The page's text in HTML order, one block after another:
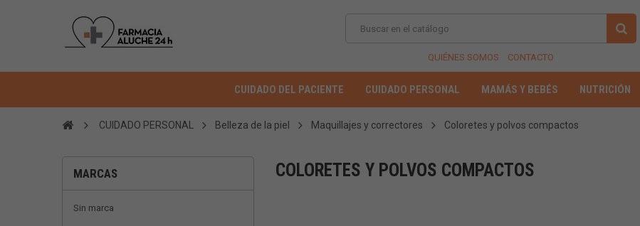
QUIÉNES SOMOS CONTACTO
CUIDADO DEL PACIENTE CUIDADO PERSONAL MAMÁS Y BEBÉS NUTRICIÓN
CUIDADO PERSONAL Belleza de la piel Maquillajes y correctores Coloretes y polvos compactos
MARCAS
Sin marca
COLORETES Y POLVOS COMPACTOS